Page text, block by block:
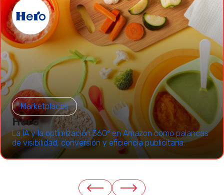
Marketplaces
Hero
La IA y la optimización 360º en Amazon como palancas
de visibilidad, conversión y eficiencia publicitaria.